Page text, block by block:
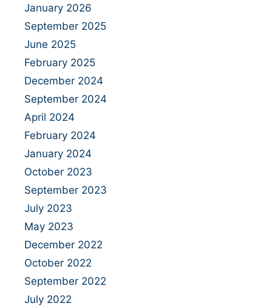
January 2026
September 2025
June 2025
February 2025
December 2024
September 2024
April 2024
February 2024
January 2024
October 2023
September 2023
July 2023
May 2023
December 2022
October 2022
September 2022
July 2022